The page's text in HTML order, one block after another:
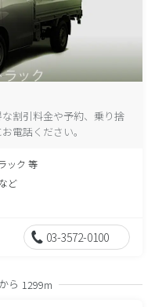
割引料金や予約、乗り捨
電話ください。
ック 等
ど
03-3572-0100
ら 1299m